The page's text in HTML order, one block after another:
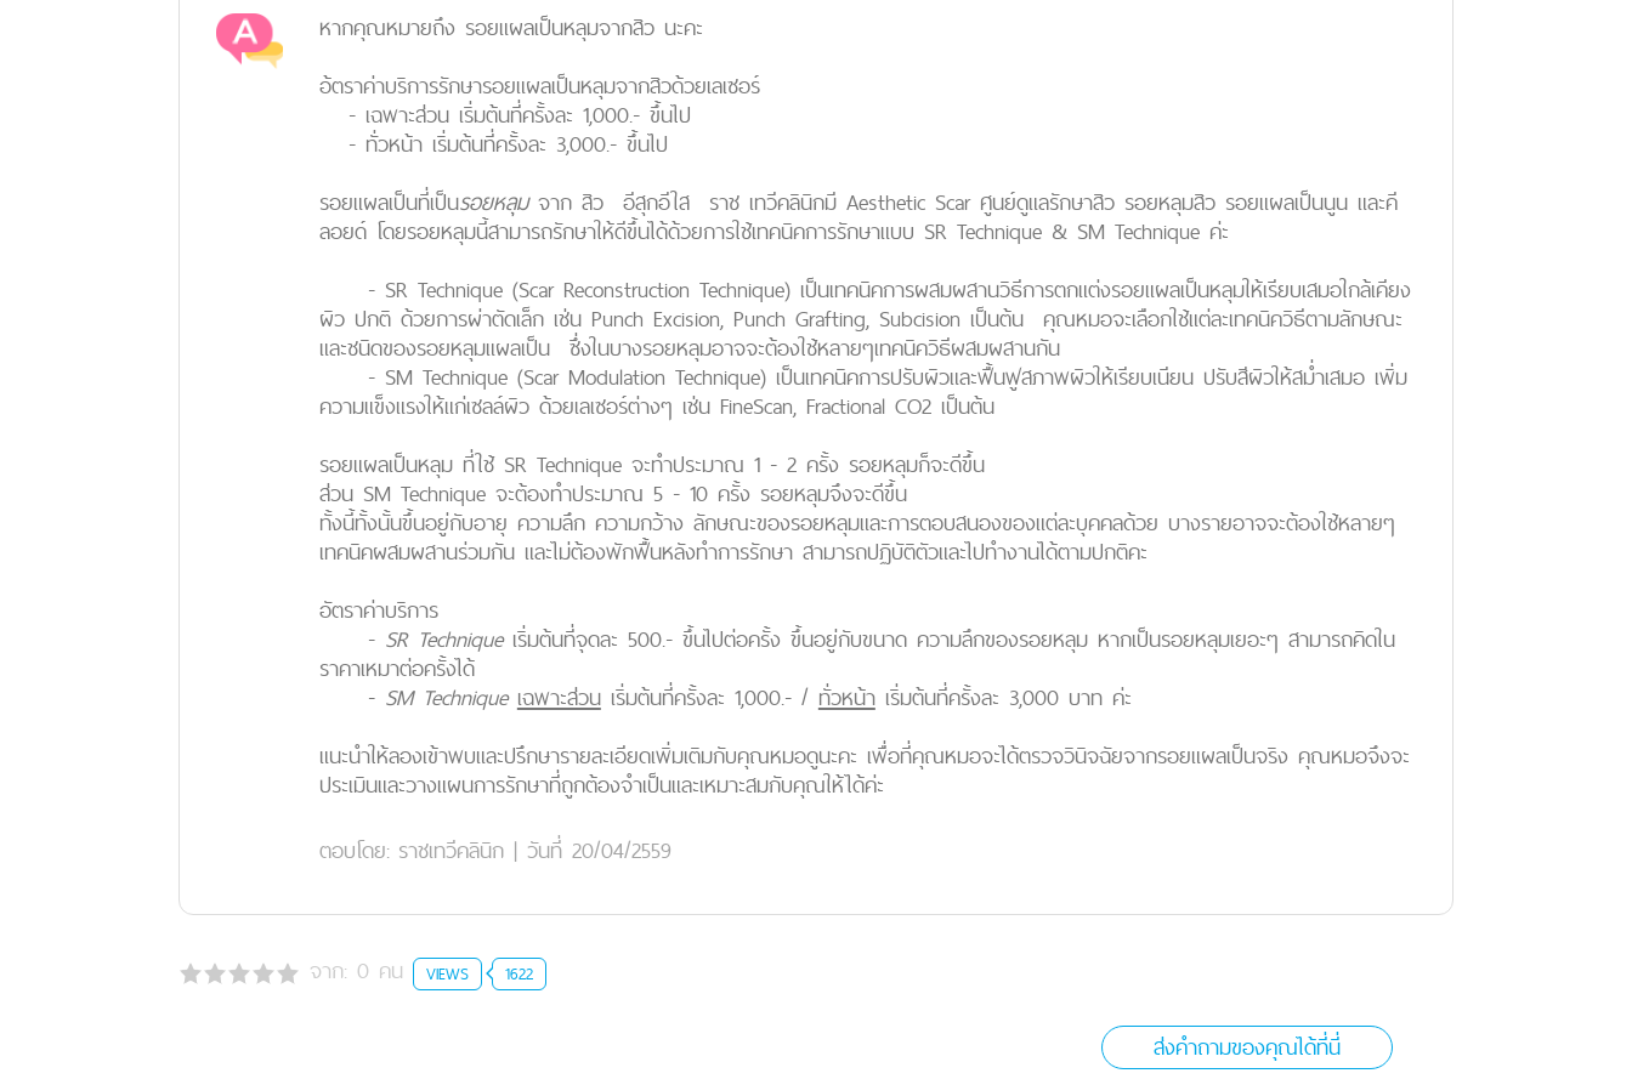
หากคุณหมายถึง รอยแผลเป็นหลุมจากสิว นะคะ
อ้ตราค่าบริการรักษารอยแผลเป็นหลุมจากสิวด้วยเลเซอร์
- เฉพาะส่วน เริ่มต้นที่ครั้งละ 1,000.- ขึ้นไป
- ทั่วหน้า เริ่มต้นที่ครั้งละ 3,000.- ขึ้นไป
รอยแผลเป็นที่เป็นรอยหลุมจากสิว อีสุกอีใส ราช เทวีคลินิกมี Aesthetic Scar ศูนย์ดูแลรักษาสิว รอยหลุมสิว รอยแผลเป็นนูน และคี
ลอยด์ โดยรอยหลุมนี้สามารถรักษาให้ดีขึ้นได้ด้วยการใช้เทคนิคการรักษาแบบ SR Technique & SM Technique ค่ะ
- SR Technique (Scar Reconstruction Technique) เป็นเทคนิคการผสมผสานวิธีการตกแต่งรอยแผลเป็นหลุมให้เรียบเสมอใกล้เคียง
ผิว ปกติ ด้วยการผ่าตัดเล็ก เช่น Punch Excision, Punch Grafting, Subcision เป็นต้น คุณหมอจะเลือกใช้แต่ละเทคนิควิธีตามลักษณะ
และชนิดของรอยหลุมแผลเป็น ซึ่งในบางรอยหลุมอาจจะต้องใช้หลายๆเทคนิควิธีผสมผสานกัน
- SM Technique(Scar Modulation Technique) เป็นเทคนิคการปรับผิวและฟื้นฟูสภาพผิวให้เรียบเนียน ปรับสีผิวให้สม่ำเสมอ เพิ่ม
ความแข็งแรงให้แก่เซลล์ผิว ด้วยเลเซอร์ต่างๆ เช่น FineScan, Fractional CO2 เป็นต้น
รอยแผลเป็นหลุม ที่ใช้ SR Technique จะทำประมาณ 1 - 2 ครั้ง รอยหลุมก็จะดีขึ้น
ส่วน SM Technique จะต้องทำประมาณ 5 - 10 ครั้ง รอยหลุมจึงจะดีขึ้น
ทั้งนี้ทั้งนั้นขึ้นอยู่กับอายุ ความลึก ความกว้าง ลักษณะของรอยหลุมและการตอบสนองของแต่ละบุคคลด้วย บางรายอาจจะต้องใช้หลายๆ
เทคนิคผสมผสานร่วมกัน และไม่ต้องพักฟื้นหลังทำการรักษา สามารถปฏิบัติตัวและไปทำงานได้ตามปกติคะ
อัตราค่าบริการ
- SR Techniqueเริ่มต้นที่จุดละ 500.- ขึ้นไปต่อครั้ง ขึ้นอยู่กับขนาด ความลึกของรอยหลุม หากเป็นรอยหลุมเยอะๆ สามารถคิดใน
ราคาเหมาต่อครั้งได้
- SM Technique เฉพาะส่วนเริ่มต้นที่ครั้งละ 1,000.- / ทั่วหน้าเริ่มต้นที่ครั้งละ 3,000 บาท ค่ะ
แนะนำให้ลองเข้าพบและปรึกษารายละเอียดเพิ่มเติมกับคุณหมอดูนะคะ เพื่อที่คุณหมอจะได้ตรวจวินิจฉัยจากรอยแผลเป็นจริง คุณหมอจึงจะ
ประเมินและวางแผนการรักษาที่ถูกต้องจำเป็นและเหมาะสมกับคุณให้ได้ค่ะ
ตอบโดย: ราชเทวีคลินิก | วันที่ 20/04/2559
จาก: 0 คน VIEWS 1622
ส่งคำถามของคุณได้ที่นี่